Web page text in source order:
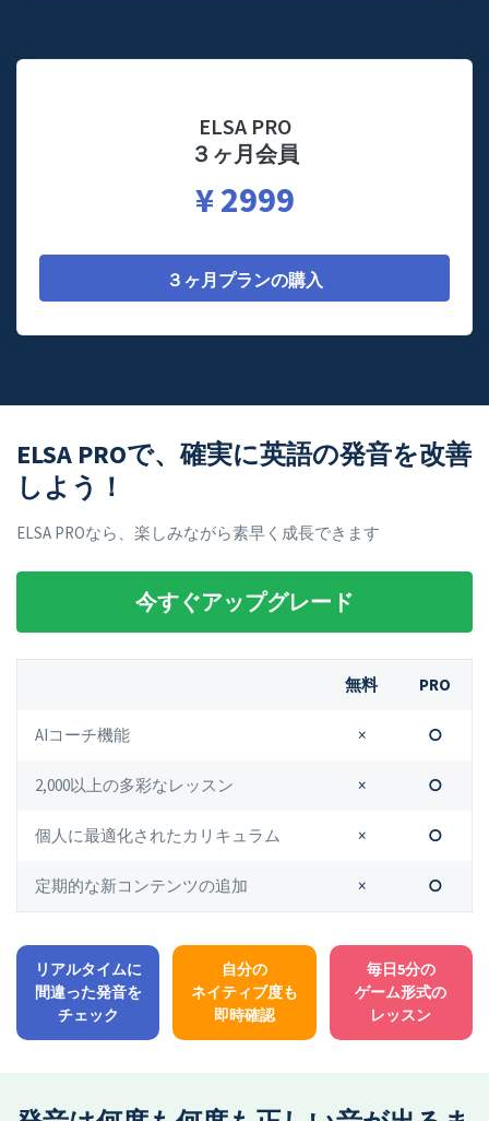
ELSA PRO
３ヶ月会員
¥ 2999
３ヶ月プランの購入
ELSA PROで、確実に英語の発音を改善
しよう！
ELSA PROなら、楽しみながら素早く成長できます
今すぐアップグレード
無料 PRO
AIコーチ機能 × ○
2,000以上の多彩なレッスン × ○
個人に最適化されたカリキュラム × ○
定期的な新コンテンツの追加 × ○
リアルタイムに
間違った発音を
チェック
自分の
ネイティブ度も
即時確認
毎日5分の
ゲーム形式の
レッスン